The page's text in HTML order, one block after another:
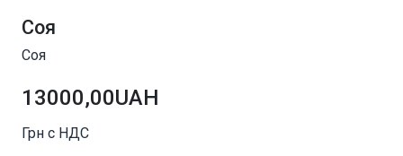
Соя
Соя
13000,00UAH
Грн с НДС